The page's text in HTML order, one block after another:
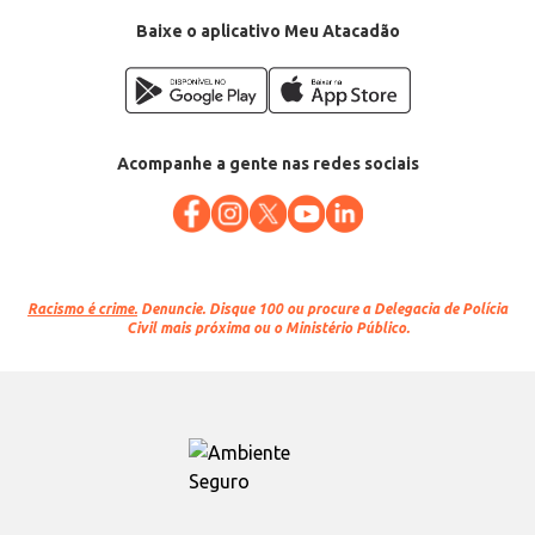
Baixe o aplicativo Meu Atacadão
Acompanhe a gente nas redes sociais
Racismo é crime. Denuncie. Disque 100 ou procure a Delegacia de Polícia
Civil mais próxima ou o Ministério Público.